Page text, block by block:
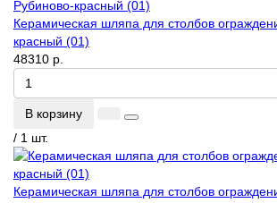
Керамическая шляпа для столбов
красный (01)
48310 р.
В корзину
/ 1 шт.
Керамическая шляпа для столбов